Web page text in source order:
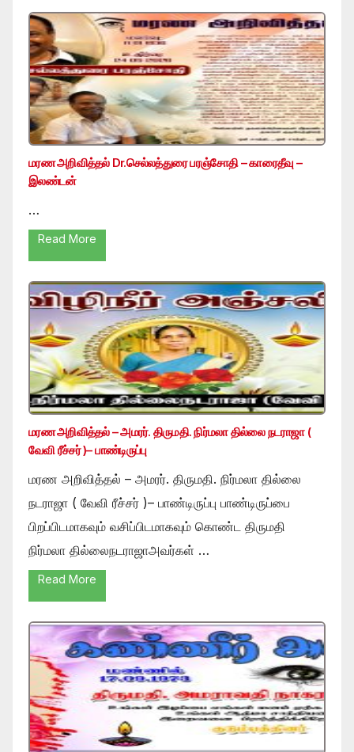
மரண அறிவித்தல் Dr.செல்லத்துரை பரஞ்சோதி – காரைதீவு –
இலண்டன்
…
Read More
மரண அறிவித்தல் – அமரர். திருமதி. நிர்மலா தில்லை நடராஜா (
வேவி ரீச்சர் )– பாண்டிருப்பு
மரண அறிவித்தல் – அமரர். திருமதி. நிர்மலா தில்லை
நடராஜா ( வேவி ரீச்சர் )– பாண்டிருப்பு பாண்டிருப்பை
பிறப்பிடமாகவும் வசிப்பிடமாகவும் கொண்ட திருமதி
நிர்மலா தில்லைநடராஜாஅவர்கள் …
Read More